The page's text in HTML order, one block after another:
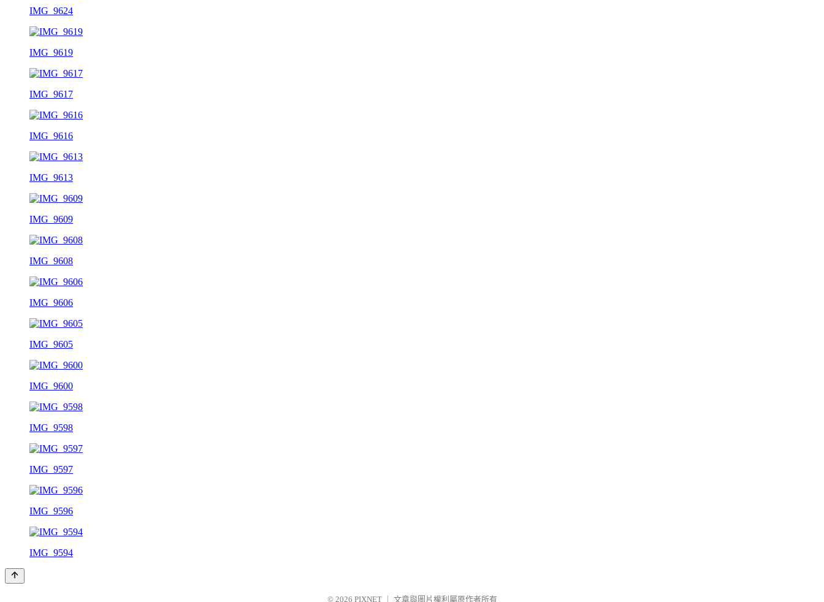
IMG_9624
IMG_9619
IMG_9617
IMG_9616
IMG_9613
IMG_9609
IMG_9608
IMG_9606
IMG_9605
IMG_9600
IMG_9598
IMG_9597
IMG_9596
IMG_9594
© 2026 PIXNET 文章與圖片權利屬原作者所有